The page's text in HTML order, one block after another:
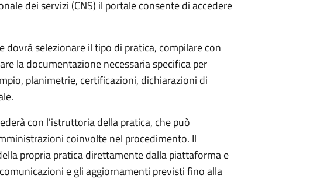
dei servizi (CNS) il portale consente di accedere
selezionare il tipo di pratica, compilare con
la documentazione necessaria specifica per
planimetrie, certificazioni, dichiarazioni di
con l'istruttoria della pratica, che può
coinvolte nel procedimento. Il
propria pratica direttamente dalla piattaforma e
e gli aggiornamenti previsti fino alla